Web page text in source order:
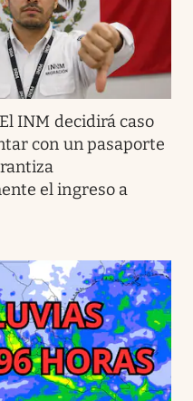
El INM decidirá caso
con un pasaporte
el ingreso a